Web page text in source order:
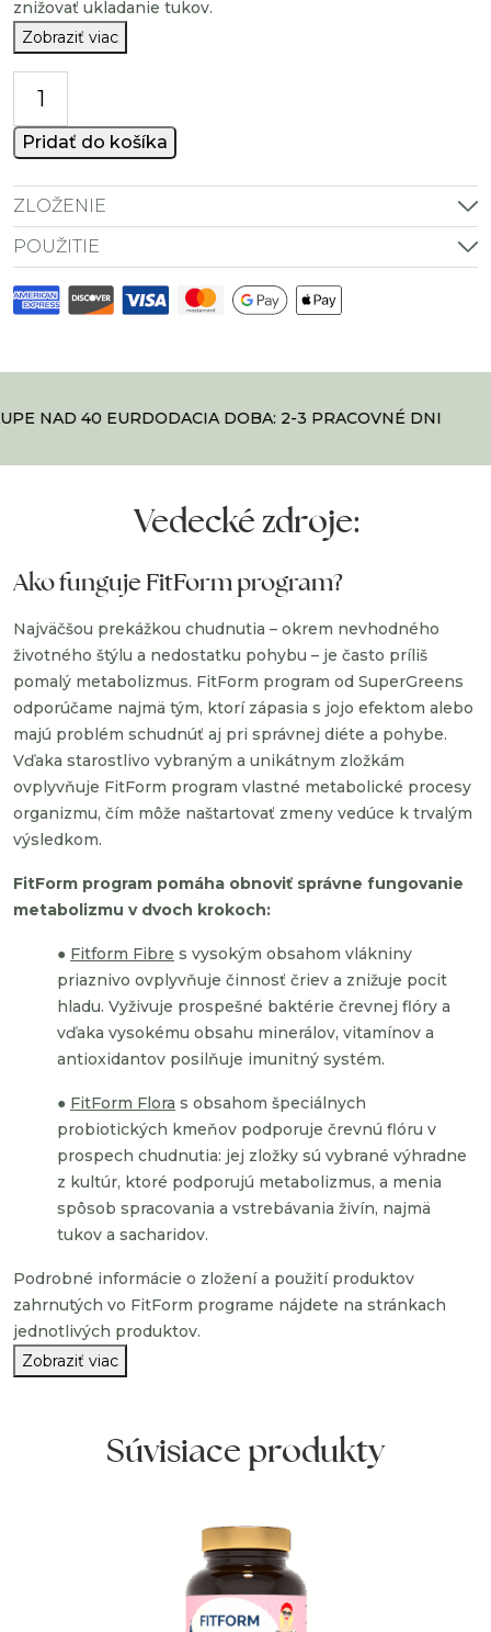
znižovať ukladanie tukov.
Zobraziť viac
FitForm
program
Pridať do košíka
ZLOŽENIE
POUŽITIE
NAD 40 EURDODACIA DOBA: 2-3 PRACOVNÉ DNI
Vedecké zdroje:
Ako funguje FitForm program?
Najväčšou prekážkou chudnutia – okrem nevhodného
životného štýlu a nedostatku pohybu – je často príliš
pomalý metabolizmus. FitForm program od SuperGreens
odporúčame najmä tým, ktorí zápasia s jojo efektom alebo
majú problém schudnúť aj pri správnej diéte a pohybe.
Vďaka starostlivo vybraným a unikátnym zložkám
ovplyvňuje FitForm program vlastné metabolické procesy
organizmu, čím môže naštartovať zmeny vedúce k trvalým
výsledkom.
FitForm program pomáha obnoviť správne fungovanie
metabolizmu v dvoch krokoch:
● Fitform Fibre s vysokým obsahom vlákniny
priaznivo ovplyvňuje činnosť čriev a znižuje pocit
hladu. Vyživuje prospešné baktérie črevnej flóry a
vďaka vysokému obsahu minerálov, vitamínov a
antioxidantov posilňuje imunitný systém.
● FitForm Flora s obsahom špeciálnych
probiotických kmeňov podporuje črevnú flóru v
prospech chudnutia: jej zložky sú vybrané výhradne
z kultúr, ktoré podporujú metabolizmus, a menia
spôsob spracovania a vstrebávania živín, najmä
tukov a sacharidov.
Podrobné informácie o zložení a použití produktov
zahrnutých vo FitForm programe nájdete na stránkach
jednotlivých produktov.
Zobraziť viac
Súvisiace produkty